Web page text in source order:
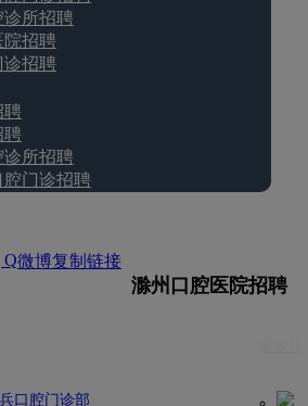
所招聘
院招聘
诊招聘
聘
聘
所招聘
门诊招聘
Q微博复制链接
滁州口腔医院招聘
口腔门诊部